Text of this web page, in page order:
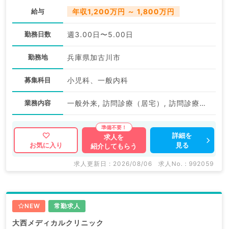
給与 年収1,200万円 ～ 1,800万円
勤務日数 週3.00日〜5.00日
勤務地 兵庫県加古川市
募集科目 小児科、一般内科
業務内容 一般外来, 訪問診療（居宅）, 訪問診療（施設）
お気に入り
求人を
紹介してもらう
詳細を
見る
求人更新日 : 2026/08/06 求人No. : 992059
NEW 常勤求人
大西メディカルクリニック